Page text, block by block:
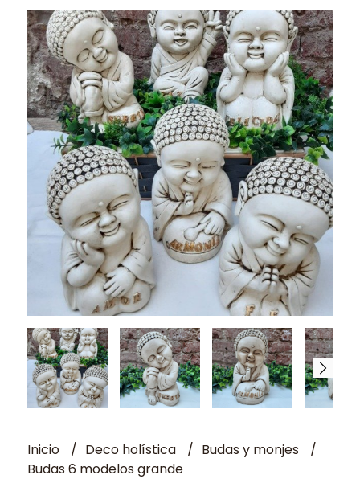
Inicio Deco holística
Budas y monjes
Budas 6 modelos grande